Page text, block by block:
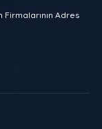
Firmalarının Adres